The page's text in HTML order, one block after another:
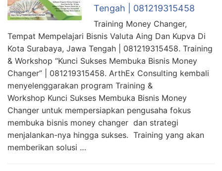
Tengah | 081219315458
Training Money Changer,
Tempat Mempelajari Bisnis Valuta Aing Dan Kupva Di
Kota Surabaya, Jawa Tengah | 081219315458. Training
& Workshop “Kunci Sukses Membuka Bisnis Money
Changer” | 081219315458. ArthEx Consulting kembali
menyelenggarakan program Training &
Workshop Kunci Sukses Membuka Bisnis Money
Changer untuk mempersiapkan pengusaha fokus
membuka bisnis money changer dan strategi
menjalankan-nya hingga sukses. Training yang akan
memberikan solusi …